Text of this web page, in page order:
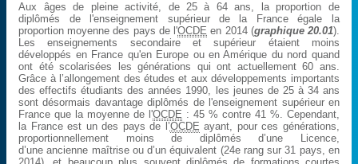
Aux âges de pleine activité, de 25 à 64 ans, la proportion de
diplômés de l'enseignement supérieur de la France égale la
proportion moyenne des pays de l'OCDE en 2014 (graphique 20.01).
Les enseignements secondaire et supérieur étaient moins
développés en France qu'en Europe ou en Amérique du nord quand
ont été scolarisées les générations qui ont actuellement 60 ans.
Grâce à l’allongement des études et aux développements importants
des effectifs étudiants des années 1990, les jeunes de 25 à 34 ans
sont désormais davantage diplômés de l'enseignement supérieur en
France que la moyenne de l'OCDE : 45 % contre 41 %. Cependant,
la France est un des pays de l’OCDE ayant, pour ces générations,
proportionnellement moins de diplômés d’une Licence,
d’une ancienne maîtrise ou d’un équivalent (24e rang sur 31 pays, en